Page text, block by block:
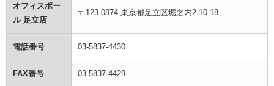
オフィスボー
ル 足立店
〒123-0874 東京都足立区堀之内2-10-18
電話番号 03-5837-4430
FAX番号 03-5837-4429